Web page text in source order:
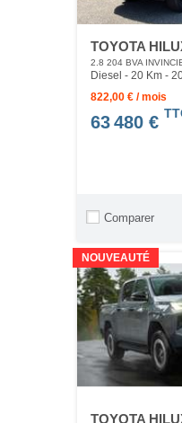
TOYOTA
2.8 204 BVA
Diesel - 20 Km -
822,00 € / mois
63 480 €
Comparer
NOUVEAUTÉ
TOYOTA